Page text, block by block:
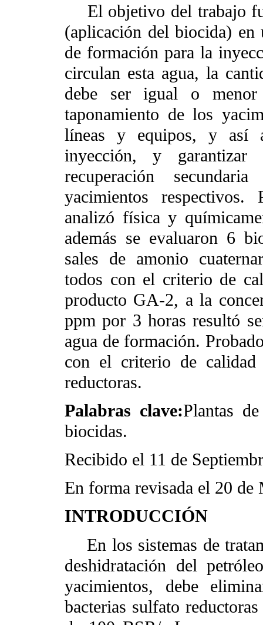
El objetivo del trabajo
(aplicación del biocida) en
de formación para la
circulan esta agua, la
debe ser igual o
taponamiento de los
líneas y equipos, y así
inyección, y
recuperación
yacimientos
analizó física y
además se evaluaron 6
sales de amonio
todos con el criterio de
producto GA-2, a la
ppm por 3 horas resultó
agua de formación.
con el criterio de calidad
reductoras.
Palabras clave:Plantas
biocidas.
Recibido el 11 de
En forma revisada el 20 de
INTRODUCCIÓN
En los sistemas de
deshidratación del
yacimientos, debe
bacterias sulfato